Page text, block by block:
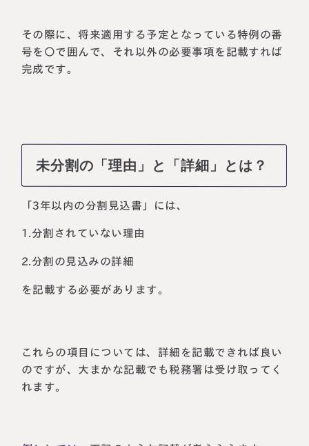
その際に、将来適用する予定となっている特例の番
号を〇で囲んで、それ以外の必要事項を記載すれば
完成です。
未分割の「理由」と「詳細」とは？
「3年以内の分割見込書」には、
1.分割されていない理由
2.分割の見込みの詳細
を記載する必要があります。
これらの項目については、詳細を記載できれば良い
のですが、大まかな記載でも税務署は受け取ってく
れます。